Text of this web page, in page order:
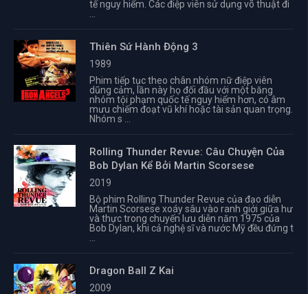
tế nguy hiểm. Các điệp viên sử dụng võ thuật đi
Thiên Sứ Hành Động 3
1989
Phim tiếp tục theo chân nhóm nữ điệp viên
dũng cảm, lần này họ đối đầu với một băng
nhóm tội phạm quốc tế nguy hiểm hơn, có âm
mưu chiếm đoạt vũ khí hoặc tài sản quan trọng.
Nhóm s ...
Rolling Thunder Revue: Câu Chuyện Của
Bob Dylan Kể Bởi Martin Scorsese
2019
Bộ phim Rolling Thunder Revue của đạo diễn
Martin Scorsese xoáy sâu vào ranh giới giữa hư
và thực trong chuyến lưu diễn năm 1975 của
Bob Dylan, khi cả nghệ sĩ và nước Mỹ đều đứng t
Dragon Ball Z Kai
2009